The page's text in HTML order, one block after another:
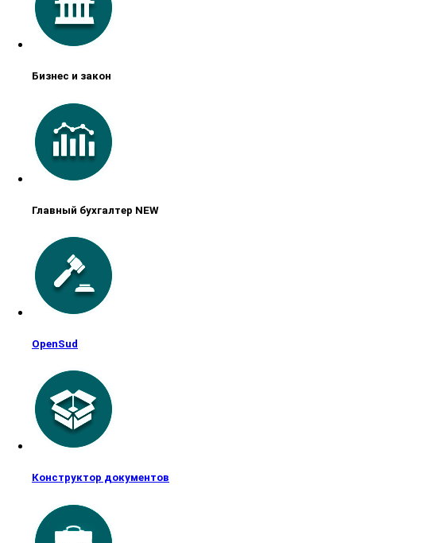
Бизнес и закон
Главный бухгалтер NEW
OpenSud
Конструктор документов